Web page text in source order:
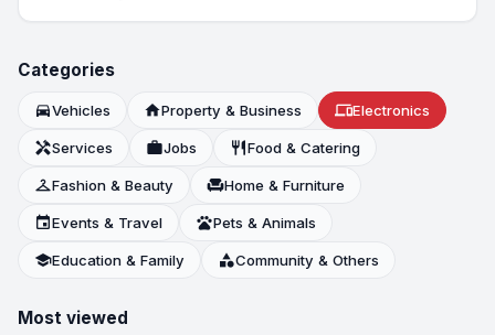
Categories
directions_carVehicles homeProperty & Business devicesElectronics
handymanServices workJobs restaurantFood & Catering
checkroomFashion & Beauty chairHome & Furniture
eventEvents & Travel petsPets & Animals
schoolEducation & Family categoryCommunity & Others
Most viewed